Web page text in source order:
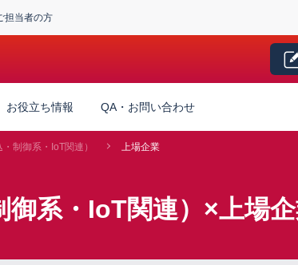
担当者の方
お役立ち情報 QA・お問い合わせ
制御系・IoT関連） 上場企業
御系・IoT関連）×上場